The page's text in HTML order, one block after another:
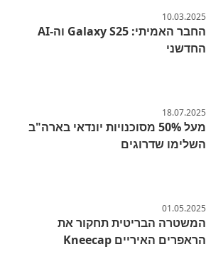
10.03.2025
החבר האמיתי: Galaxy S25 וה-AI
החדשני
18.07.2025
מעל 50% מסוכנויות יונדאי בארה"ב
השלימו שדרוגים
01.05.2025
המשטרה הבריטית תחקור את
הראפרים האיריים Kneecap